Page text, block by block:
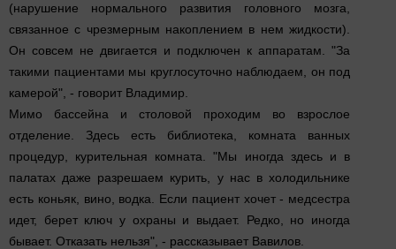
(нарушение нормального развития головного мозга,
связанное с чрезмерным накоплением в нем жидкости).
Он совсем не двигается и подключен к аппаратам. "За
такими пациентами мы круглосуточно наблюдаем, он под
камерой", - говорит Владимир.
Мимо бассейна и столовой проходим во взрослое
отделение. Здесь есть библиотека, комната ванных
процедур, курительная комната. "Мы иногда здесь и в
палатах даже разрешаем курить, у нас в холодильнике
есть коньяк, вино, водка. Если пациент хочет - медсестра
идет, берет ключ у охраны и выдает. Редко, но иногда
бывает. Отказать нельзя", - рассказывает Вавилов.